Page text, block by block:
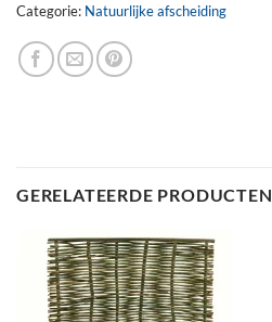
Categorie: Natuurlijke afscheiding
GERELATEERDE PRODUCTEN